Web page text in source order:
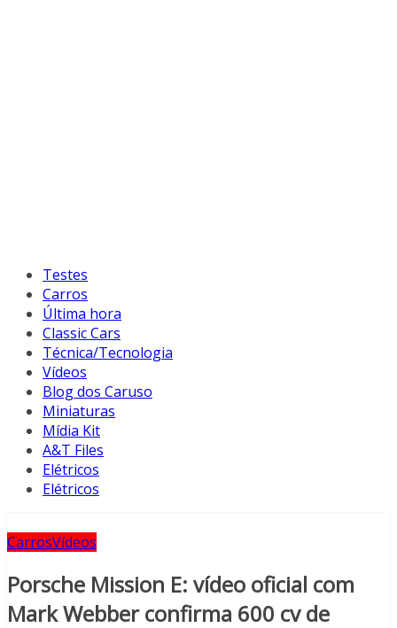
Testes
Carros
Última hora
Classic Cars
Técnica/Tecnologia
Vídeos
Blog dos Caruso
Miniaturas
Mídia Kit
A&T Files
Elétricos
Elétricos
CarrosVídeos
Porsche Mission E: vídeo oficial com
Mark Webber confirma 600 cv de